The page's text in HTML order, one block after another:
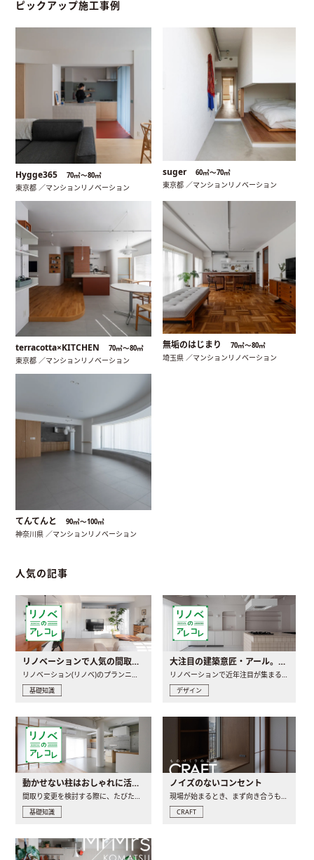
ピックアップ施工事例
Hygge365 70㎡〜80㎡
東京都 ／マンションリノベーション
suger 60㎡〜70㎡
東京都 ／マンションリノベーション
terracotta×KITCHEN 70㎡〜80㎡
東京都 ／マンションリノベーション
無垢のはじまり 70㎡〜80㎡
埼玉県 ／マンションリノベーション
てんてんと 90㎡〜100㎡
神奈川県 ／マンションリノベーション
人気の記事
リノベーションで人気の間取りとは？トレンドの間取りと実例を徹底解説
リノベーション(リノベ)のプランニングで一番最初に決めるのは..
基礎知識
大注目の建築意匠・アール。人気の理由と空間に取り入れるポイント
リノベーションで近年注目が集まる建築意匠の一つであるアール..
デザイン
動かせない柱はおしゃれに活用！柱を魅せるリノベーション(リノベ)4選
間取り変更を検討する際に、たびたび皆さんの頭を悩ませる動か..
基礎知識
ノイズのないコンセント
現場が始まるとき、まず向き合うものの一つがコンセントです..
CRAFT